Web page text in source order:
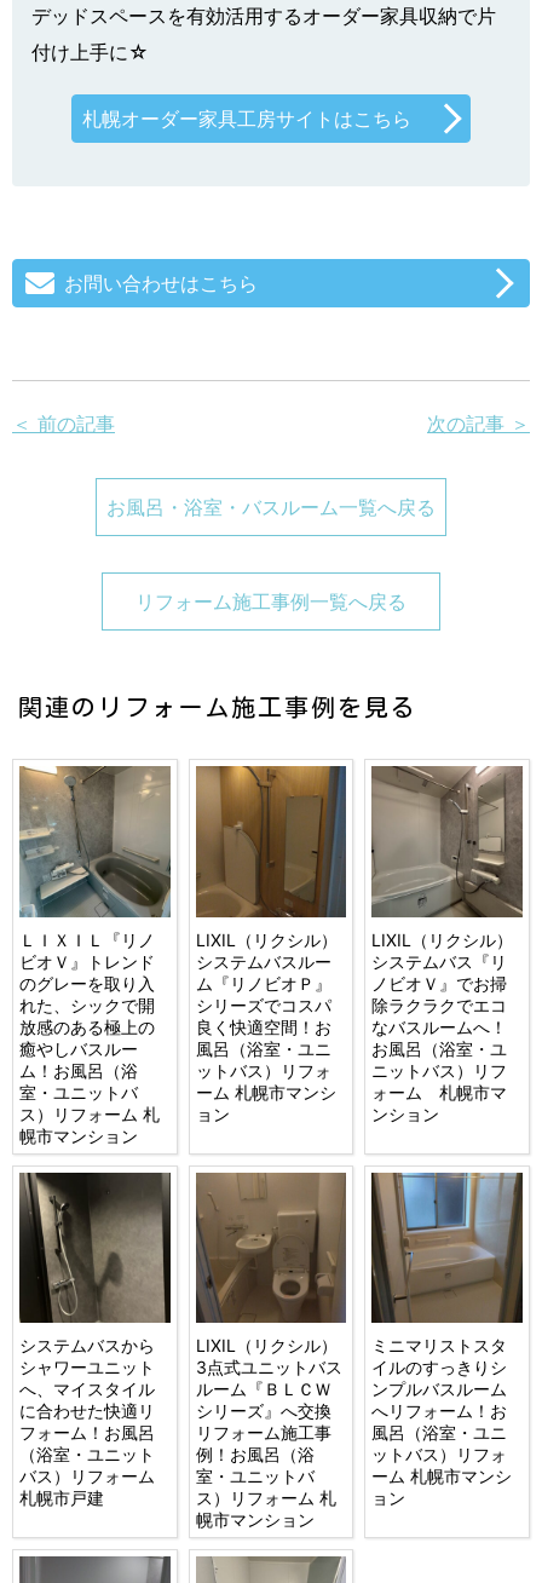
デッドスペースを有効活用するオーダー家具収納で片
付け上手に☆
札幌オーダー家具工房サイトはこちら
お問い合わせはこちら
＜ 前の記事 次の記事 ＞
お風呂・浴室・バスルーム一覧へ戻る
リフォーム施工事例一覧へ戻る
関連のリフォーム施工事例を見る
ＬＩＸＩＬ『リノ
ビオＶ』トレンド
のグレーを取り入
れた、シックで開
放感のある極上の
癒やしバスルー
ム！お風呂（浴
室・ユニットバ
ス）リフォーム 札
幌市マンション
LIXIL（リクシル）
システムバスルー
ム『リノビオＰ』
シリーズでコスパ
良く快適空間！お
風呂（浴室・ユニ
ットバス）リフォ
ーム 札幌市マンシ
ョン
LIXIL（リクシル）
システムバス『リ
ノビオＶ』でお掃
除ラクラクでエコ
なバスルームへ！
お風呂（浴室・ユ
ニットバス）リフ
ォーム 札幌市マ
ンション
システムバスから
シャワーユニット
へ、マイスタイル
に合わせた快適リ
フォーム！お風呂
（浴室・ユニット
バス）リフォーム
札幌市戸建
LIXIL（リクシル）
3点式ユニットバス
ルーム『ＢＬＣＷ
シリーズ』へ交換
リフォーム施工事
例！お風呂（浴
室・ユニットバ
ス）リフォーム 札
幌市マンション
ミニマリストスタ
イルのすっきりシ
ンプルバスルーム
へリフォーム！お
風呂（浴室・ユニ
ットバス）リフォ
ーム 札幌市マンシ
ョン